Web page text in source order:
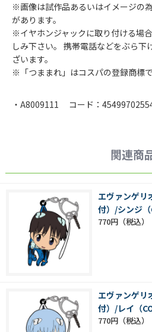
※画像は試作品あるいはイメージの
があります。
※イヤホンジャックに取り付ける場
しみ下さい。 携帯電話などをぶら下
ざいます。
※「つままれ」はコスパの登録商標で
・A8009111 コード：
関連商
エヴァンゲリ
付）/シンジ（
770円
エヴァンゲリ
付）/レイ（
770円